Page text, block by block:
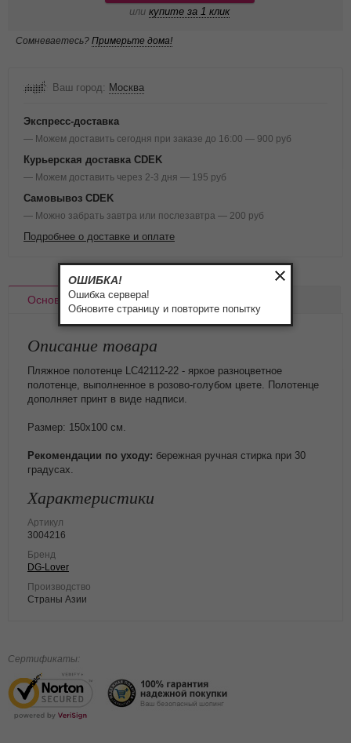
или купите за 1 клик
Сомневаетесь? Примерьте дома!
Ваш город: Москва
Экспресс-доставка
— Можем доставить сегодня при заказе до 16:00 — 900 руб
Курьерская доставка CDEK
— Можем доставить через 2-3 дня — 195 руб
Самовывоз CDEK
— Можно забрать завтра или послезавтра — 200 руб
Подробнее о доставке и оплате
Основное Доставка
Описание товара
Пляжное полотенце LC42112-22 - яркое разноцветное
полотенце, выполненное в розово-голубом цвете. Полотенце
дополняет принт в виде надписи.
Размер: 150х100 см.
Рекомендации по уходу: бережная ручная стирка при 30
градусах.
Характеристики
Артикул
3004216
Бренд
DG-Lover
Производство
Страны Азии
Сертификаты:
ОШИБКА!
Ошибка сервера!
Обновите страницу и повторите попытку